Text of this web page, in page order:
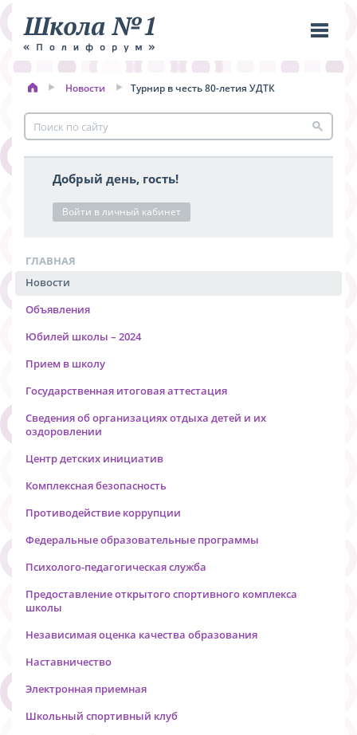
меню
Новости Турнир в честь 80-летия УДТК
Добрый день, гость!
Войти в личный кабинет
ГЛАВНАЯ
Новости
Объявления
Юбилей школы – 2024
Прием в школу
Государственная итоговая аттестация
Сведения об организациях отдыха детей и их
оздоровлении
Центр детских инициатив
Комплексная безопасность
Противодействие коррупции
Федеральные образовательные программы
Психолого-педагогическая служба
Предоставление открытого спортивного комплекса
школы
Независимая оценка качества образования
Наставничество
Электронная приемная
Школьный спортивный клуб